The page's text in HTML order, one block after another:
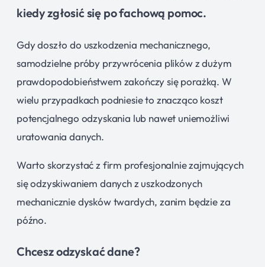
kiedy zgłosić się po fachową pomoc.
Gdy doszło do uszkodzenia mechanicznego,
samodzielne próby przywrócenia plików z dużym
prawdopodobieństwem zakończy się porażką. W
wielu przypadkach podniesie to znacząco koszt
potencjalnego odzyskania lub nawet uniemożliwi
uratowania danych.
Warto skorzystać z firm profesjonalnie zajmujących
się odzyskiwaniem danych z uszkodzonych
mechanicznie dysków twardych, zanim będzie za
późno.
Chcesz odzyskać dane?